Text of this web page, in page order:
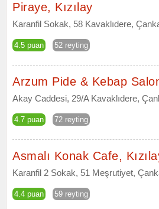
Piraye, Kızılay
Karanfil Sokak, 58 Kavaklıdere,
4.5 puan 52 reyting
Arzum Pide & Kebap
Akay Caddesi, 29/A Kavaklıdere,
4.7 puan 72 reyting
Asmalı Konak Cafe,
Karanfil 2 Sokak, 51 Meşrutiyet,
4.4 puan 59 reyting